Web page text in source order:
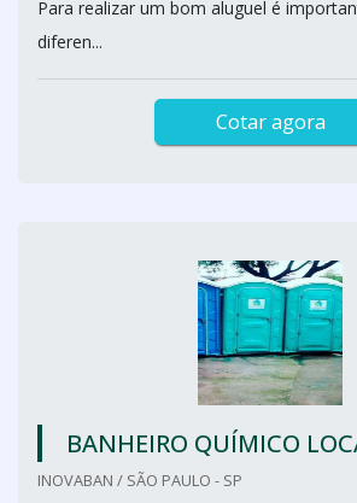
Para realizar um bom aluguel é
diferen...
Cotar agora
BANHEIRO QUÍMICO
INOVABAN / SÃO PAULO - SP